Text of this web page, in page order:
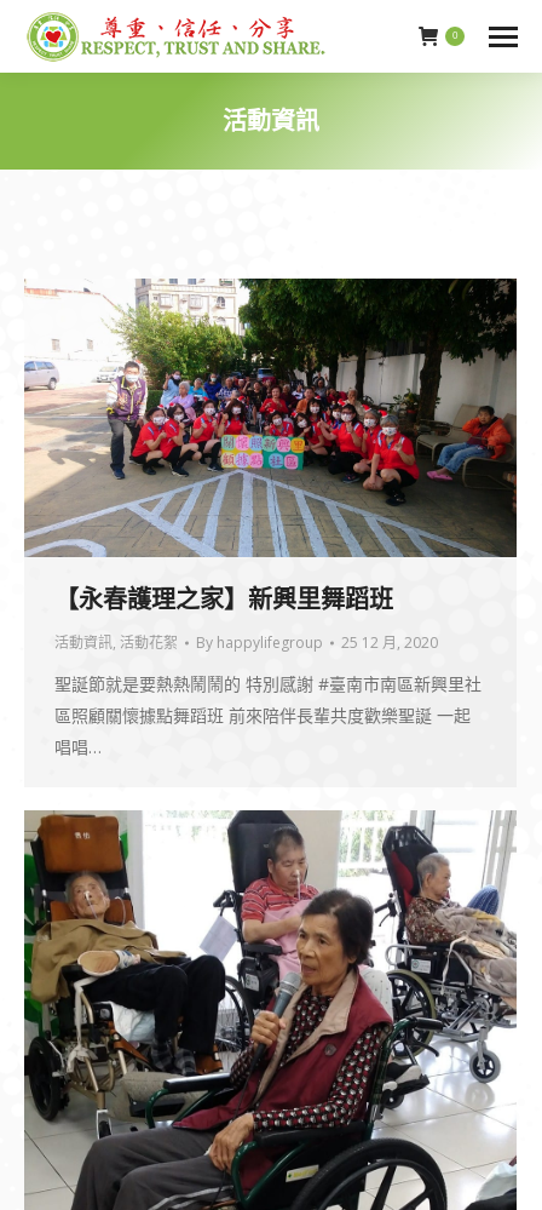
0
活動資訊
【永春護理之家】新興里舞蹈班
活動資訊, 活動花絮 By happylifegroup 25 12 月, 2020
聖誕節就是要熱熱鬧鬧的 特別感謝 #臺南市南區新興里社
區照顧關懷據點舞蹈班 前來陪伴長輩共度歡樂聖誕 一起
唱唱…